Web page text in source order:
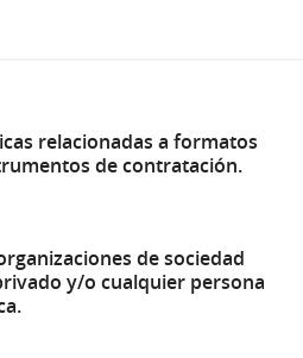
para la incorporación de
la publicación de datos
y contrataciones para
relacionada a datos abiertos
(Abrir en una pestaña nueva)
publicación de datos
relacionadas a formatos
de contratación.
de sociedad
y/o cualquier persona